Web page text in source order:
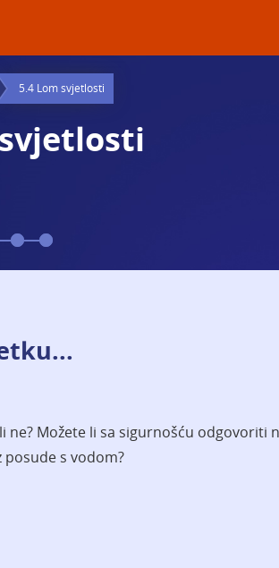
5.4 Lom svjetlosti
ne? Možete li sa sigurnošću odgovoriti
posude s vodom?